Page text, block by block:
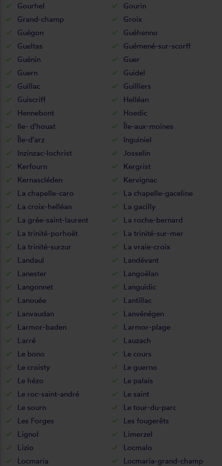
Gourhel
Gourin
Grand-champ
Groix
Guégon
Guéhenno
Gueltas
Guémené-sur-scorff
Guénin
Guer
Guern
Guidel
Guillac
Guilliers
Guiscriff
Helléan
Hennebont
Hoedic
Ile- d'houat
Île-aux-moines
Île-d'arz
Inguiniel
Inzinzac-lochrist
Josselin
Kerfourn
Kergrist
Kernascléden
Kervignac
La chapelle-caro
La chapelle-gaceline
La croix-helléan
La gacilly
La grée-saint-laurent
La roche-bernard
La trinité-porhoët
La trinité-sur-mer
La trinité-surzur
La vraie-croix
Landaul
Landévant
Lanester
Langoëlan
Langonnet
Languidic
Lanouée
Lantillac
Lanvaudan
Lanvénégen
Larmor-baden
Larmor-plage
Larré
Lauzach
Le bono
Le cours
Le croisty
Le guerno
Le hézo
Le palais
Le roc-saint-andré
Le saint
Le sourn
Le tour-du-parc
Les Forges
Les fougerêts
Lignol
Limerzel
Lizio
Locmalo
Locmaria
Locmaria-grand-champ